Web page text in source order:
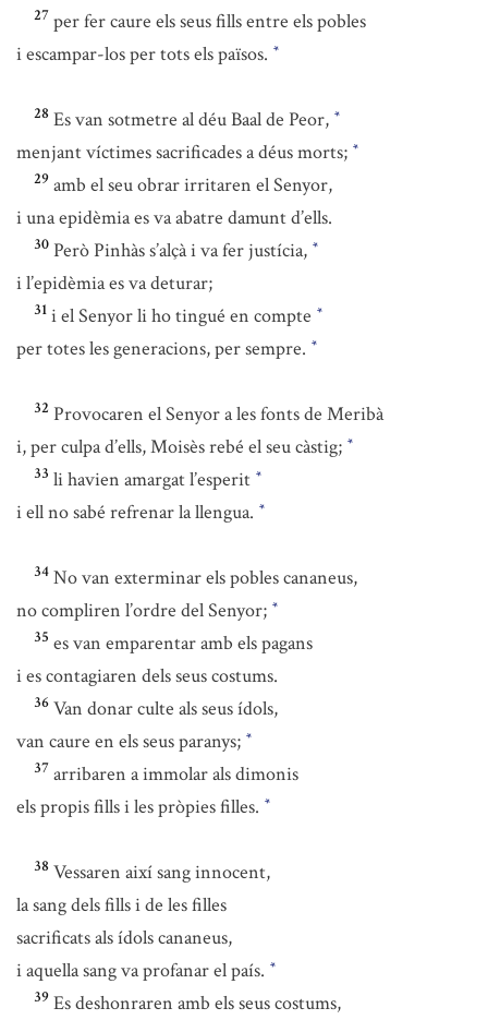
27 per fer caure els seus fills entre els pobles
i escampar-los per tots els països. *
28 Es van sotmetre al déu Baal de Peor, *
menjant víctimes sacrificades a déus morts; *
29 amb el seu obrar irritaren el Senyor,
i una epidèmia es va abatre damunt d’ells.
30 Però Pinhàs s’alçà i va fer justícia, *
i l’epidèmia es va deturar;
31 i el Senyor li ho tingué en compte *
per totes les generacions, per sempre. *
32 Provocaren el Senyor a les fonts de Meribà
i, per culpa d’ells, Moisès rebé el seu càstig; *
33 li havien amargat l’esperit *
i ell no sabé refrenar la llengua. *
34 No van exterminar els pobles cananeus,
no compliren l’ordre del Senyor; *
35 es van emparentar amb els pagans
i es contagiaren dels seus costums.
36 Van donar culte als seus ídols,
van caure en els seus paranys; *
37 arribaren a immolar als dimonis
els propis fills i les pròpies filles. *
38 Vessaren així sang innocent,
la sang dels fills i de les filles
sacrificats als ídols cananeus,
i aquella sang va profanar el país. *
39 Es deshonraren amb els seus costums,